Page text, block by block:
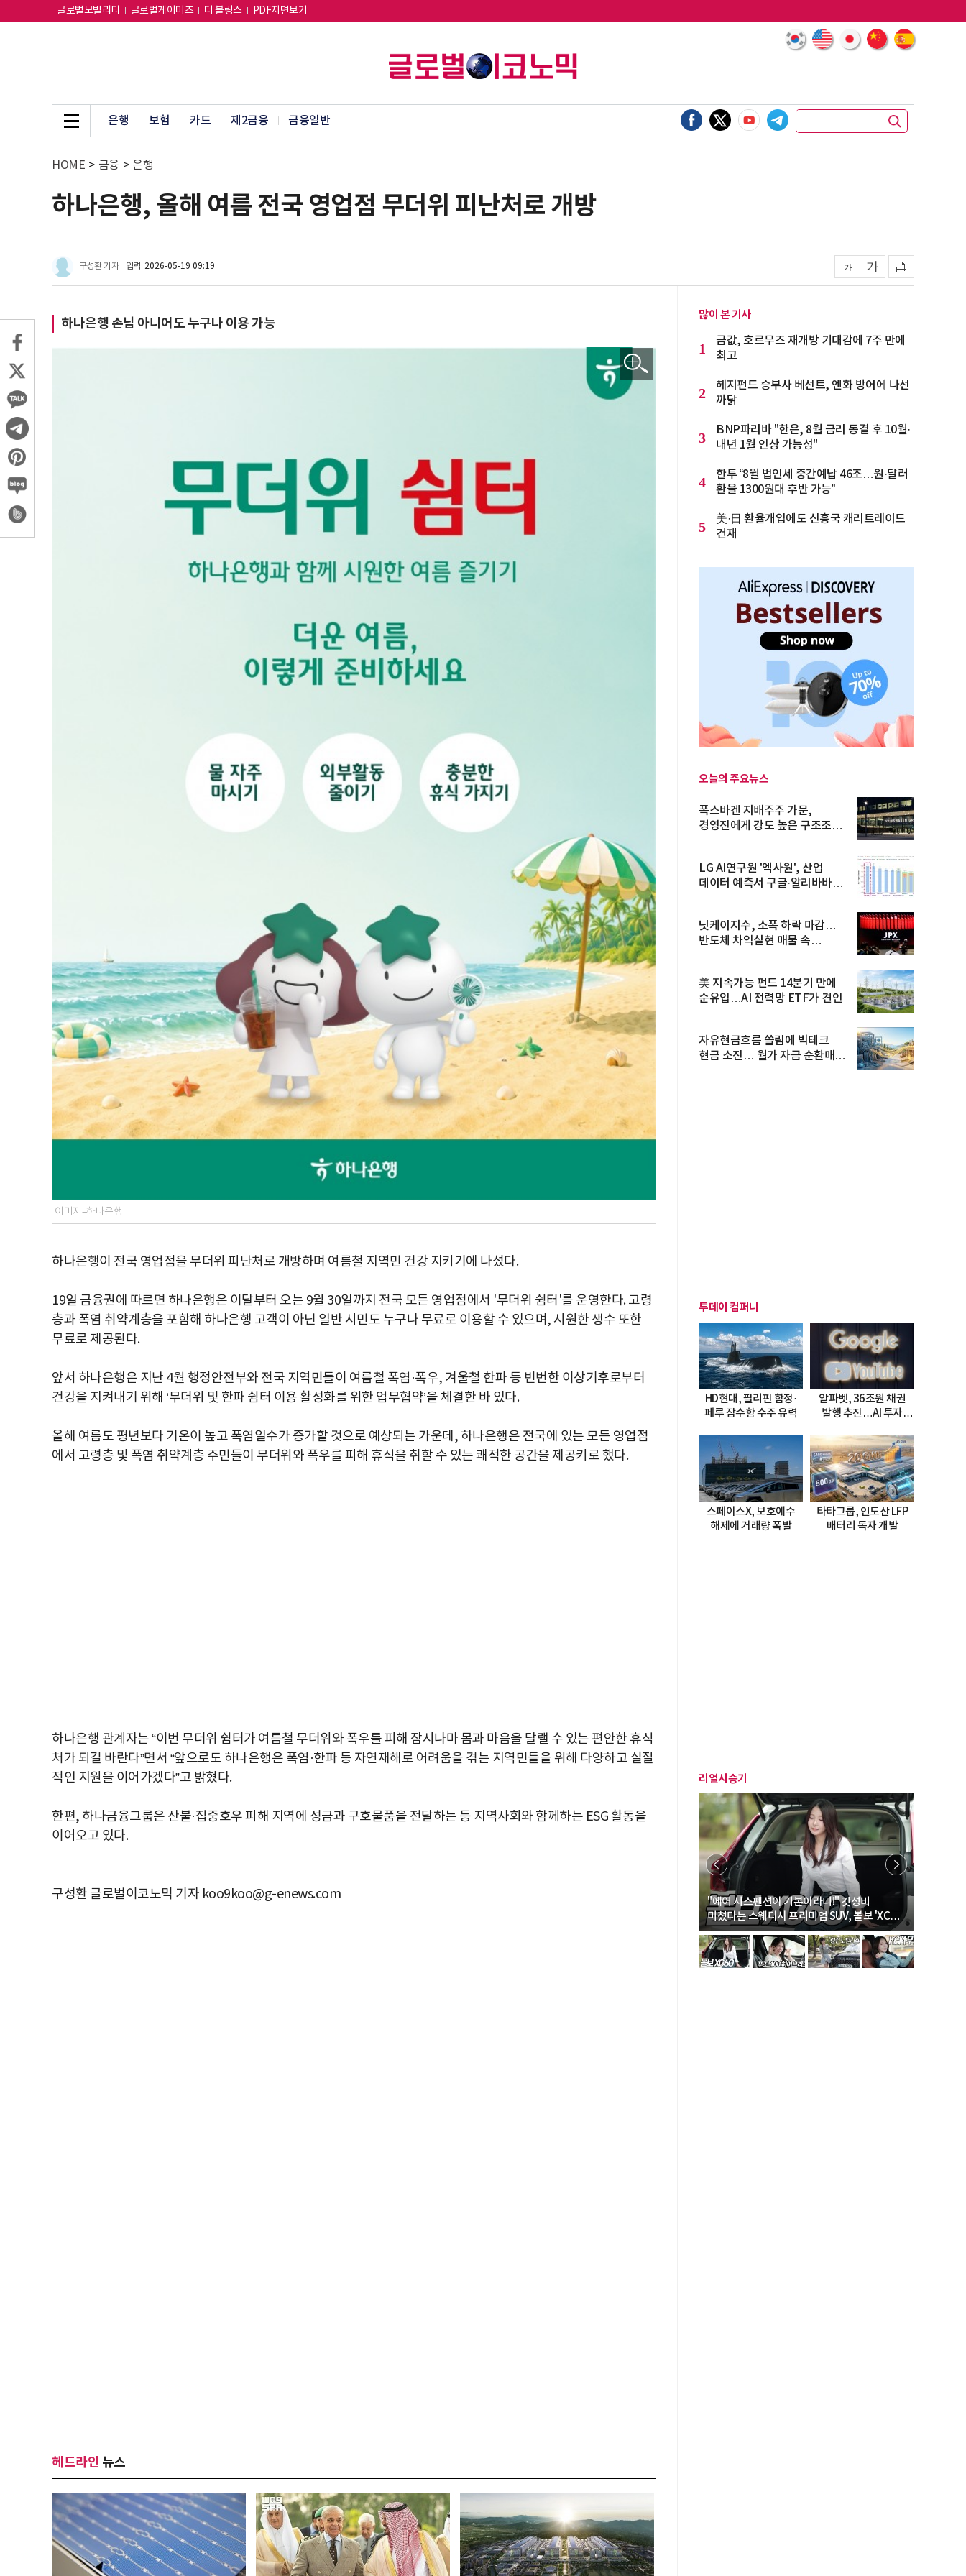
글로벌모빌리티 글로벌게이머즈 더 블링스 PDF지면보기
은행 보험 카드 제2금융 금융일반
HOME > 금융 > 은행
하나은행, 올해 여름 전국 영업점 무더위 피난처로 개방
구성환 기자 입력 2026-05-19 09:19
하나은행 손님 아니어도 누구나 이용 가능
이미지=하나은행
하나은행이 전국 영업점을 무더위 피난처로 개방하며 여름철 지역민 건강 지키기에 나섰다.
19일 금융권에 따르면 하나은행은 이달부터 오는 9월 30일까지 전국 모든 영업점에서 '무더위 쉼터'를 운영한다. 고령
층과 폭염 취약계층을 포함해 하나은행 고객이 아닌 일반 시민도 누구나 무료로 이용할 수 있으며, 시원한 생수 또한
무료로 제공된다.
앞서 하나은행은 지난 4월 행정안전부와 전국 지역민들이 여름철 폭염·폭우, 겨울철 한파 등 빈번한 이상기후로부터
건강을 지켜내기 위해 ‘무더위 및 한파 쉼터 이용 활성화를 위한 업무협약’을 체결한 바 있다.
올해 여름도 평년보다 기온이 높고 폭염일수가 증가할 것으로 예상되는 가운데, 하나은행은 전국에 있는 모든 영업점
에서 고령층 및 폭염 취약계층 주민들이 무더위와 폭우를 피해 휴식을 취할 수 있는 쾌적한 공간을 제공키로 했다.
하나은행 관계자는 “이번 무더위 쉼터가 여름철 무더위와 폭우를 피해 잠시나마 몸과 마음을 달랠 수 있는 편안한 휴식
처가 되길 바란다”면서 “앞으로도 하나은행은 폭염·한파 등 자연재해로 어려움을 겪는 지역민들을 위해 다양하고 실질
적인 지원을 이어가겠다”고 밝혔다.
한편, 하나금융그룹은 산불·집중호우 피해 지역에 성금과 구호물품을 전달하는 등 지역사회와 함께하는 ESG 활동을
이어오고 있다.
구성환 글로벌이코노믹 기자 koo9koo@g-enews.com
헤드라인 뉴스
많이 본 기사
1
금값, 호르무즈 재개방 기대감에 7주 만에
최고
2
헤지펀드 승부사 베선트, 엔화 방어에 나선
까닭
3
BNP파리바 "한은, 8월 금리 동결 후 10월·
내년 1월 인상 가능성"
4
한투 “8월 법인세 중간예납 46조…원·달러
환율 1300원대 후반 가능”
5
美·日 환율개입에도 신흥국 캐리트레이드
건재
오늘의 주요뉴스
폭스바겐 지배주주 가문,
경영진에게 강도 높은 구조조정
LG AI연구원 '엑사원', 산업
데이터 예측서 구글·알리바바
닛케이지수, 소폭 하락 마감…
반도체 차익실현 매물 속
美 지속가능 펀드 14분기 만에
순유입…AI 전력망 ETF가 견인
자유현금흐름 쏠림에 빅테크
현금 소진… 월가 자금 순환매
투데이 컴퍼니
HD현대, 필리핀 함정·
페루 잠수함 수주 유력
알파벳, 36조원 채권
발행 추진…AI 투자
스페이스X, 보호예수
해제에 거래량 폭발
타타그룹, 인도산 LFP
배터리 독자 개발
리얼시승기
"에어 서스펜션이 기본이라니!" 갓성비
미쳤다는 스웨디시 프리미엄 SUV, 볼보 'XC60
B5 울트라'